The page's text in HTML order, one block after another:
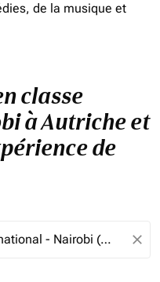
de la musique et
classe
à Autriche et
de
close